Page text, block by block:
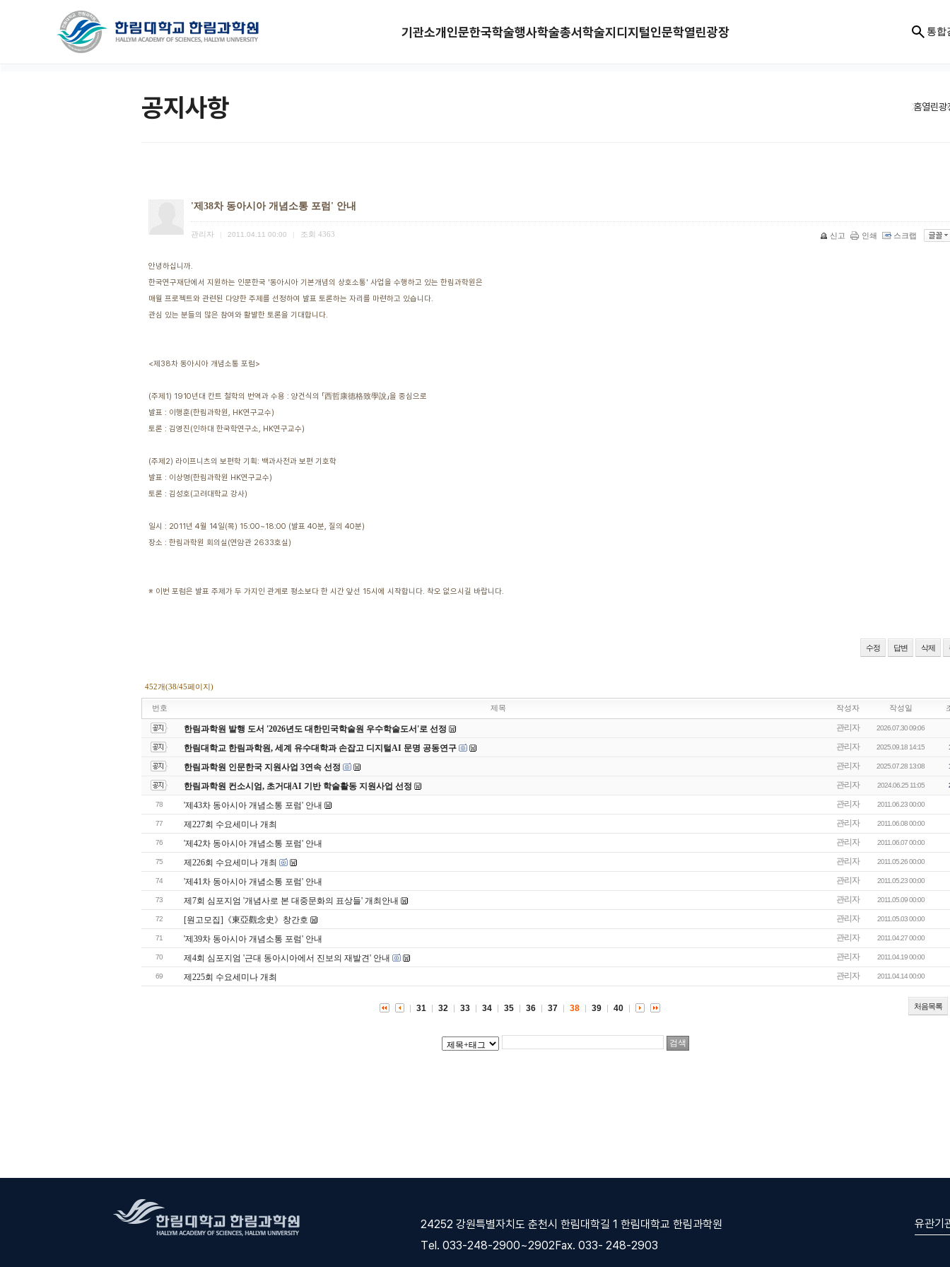
기관소개인문한국학술행사학술총서학술지디지털인문학열린광장 통합
공지사항 홈열린광
'제38차 동아시아 개념소통 포럼' 안내
관리자 2011.04.11 00:00 조회 4363 신고 인쇄 스크랩
안녕하십니까.
한국연구재단에서 지원하는 인문한국 '동아시아 기본개념의 상호소통' 사업을 수행하고 있는 한림과학원은
매월 프로젝트와 관련된 다양한 주제를 선정하여 발표 토론하는 자리를 마련하고 있습니다.
관심 있는 분들의 많은 참여와 활발한 토론을 기대합니다.
<제38차 동아시아 개념소통 포럼>
(주제1) 1910년대 칸트 철학의 번역과 수용 : 양건식의 「西哲康德格致學說」을 중심으로
발표 : 이행훈(한림과학원, HK연구교수)
토론 : 김영진(인하대 한국학연구소, HK연구교수)
(주제2) 라이프니츠의 보편학 기획: 백과사전과 보편 기호학
발표 : 이상명(한림과학원 HK연구교수)
토론 : 김성호(고려대학교 강사)
일시 : 2011년 4월 14일(목) 15:00~18:00 (발표 40분, 질의 40분)
장소 : 한림과학원 회의실(연암관 2633호실)
※ 이번 포럼은 발표 주제가 두 가지인 관계로 평소보다 한 시간 앞선 15시에 시작합니다. 착오 없으시길 바랍니다.
수정 답변 삭제
452개(38/45페이지)
번호 제목 작성자 작성일
한림과학원 발행 도서 '2026년도 대한민국학술원 우수학술도서'로 선정 관리자 2026.07.30 09:06
한림대학교 한림과학원, 세계 유수대학과 손잡고 디지털AI 문명 공동연구 관리자 2025.09.18 14:15
한림과학원 인문한국 지원사업 3연속 선정 관리자 2025.07.28 13:08
한림과학원 컨소시엄, 초거대AI 기반 학술활동 지원사업 선정 관리자 2024.06.25 11:05
78 '제43차 동아시아 개념소통 포럼' 안내 관리자 2011.06.23 00:00
77 제227회 수요세미나 개최 관리자 2011.06.08 00:00
76 '제42차 동아시아 개념소통 포럼' 안내 관리자 2011.06.07 00:00
75 제226회 수요세미나 개최 관리자 2011.05.26 00:00
74 '제41차 동아시아 개념소통 포럼' 안내 관리자 2011.05.23 00:00
73 제7회 심포지엄 '개념사로 본 대중문화의 표상들' 개최안내 관리자 2011.05.09 00:00
72 [원고모집]《東亞觀念史》창간호 관리자 2011.05.03 00:00
71 '제39차 동아시아 개념소통 포럼' 안내 관리자 2011.04.27 00:00
70 제4회 심포지엄 '근대 동아시아에서 진보의 재발견' 안내 관리자 2011.04.19 00:00
69 제225회 수요세미나 개최 관리자 2011.04.14 00:00
처음목록
31 32 33 34 35 36 37 38 39 40
24252 강원특별자치도 춘천시 한림대학길 1 한림대학교 한림과학원
Tel. 033-248-2900~2902Fax. 033- 248-2903
유관기